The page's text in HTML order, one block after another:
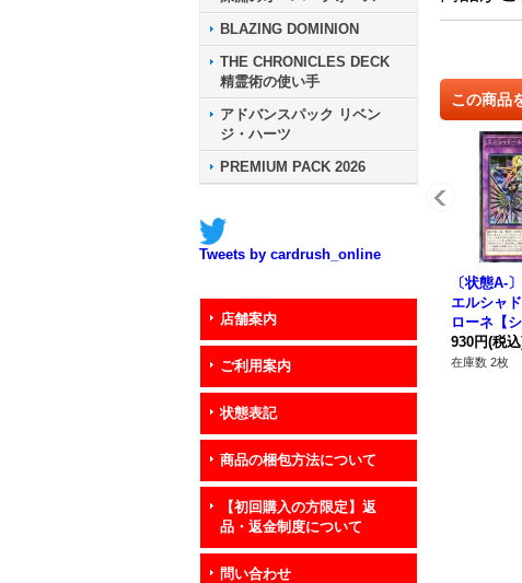
BLAZING DOMINION
THE CHRONICLES DECK
精霊術の使い手
アドバンスパック リベン
ジ・ハーツ
PREMIUM PACK 2026
Tweets by cardrush_online
店舗案内
ご利用案内
状態表記
商品の梱包方法について
【初回購入の方限定】返
品・返金制度について
問い合わせ
この商品
〔状態A-
エルシャ
ローネ【
ト】{アジ
01}《融合》
930円(税
在庫数 2枚